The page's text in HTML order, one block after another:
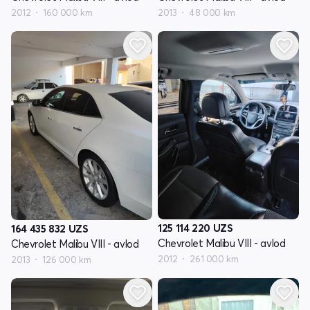
2012 160 000 km 2013 48 000 km
164 435 832 UZS
Chevrolet Malibu VIII - avlod
2013 126 000 km
125 114 220 UZS
Chevrolet Malibu VIII - avlod
2012 261 000 km